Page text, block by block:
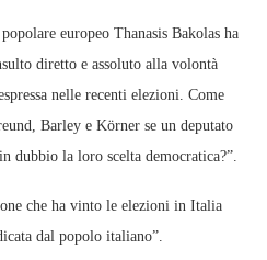
europeo Thanasis Bakolas ha
diretto e assoluto alla volontà
nelle recenti elezioni. Come
Barley e Körner se un deputato
dubbio la loro scelta democratica?”.
che ha vinto le elezioni in Italia
dal popolo italiano”.